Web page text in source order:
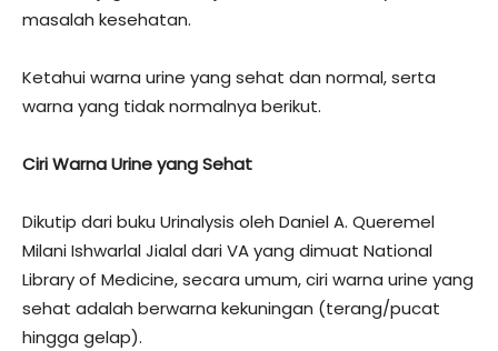
masalah kesehatan.
Ketahui warna urine yang sehat dan normal, serta
warna yang tidak normalnya berikut.
Ciri Warna Urine yang Sehat
Dikutip dari buku Urinalysis oleh Daniel A. Queremel
Milani Ishwarlal Jialal dari VA yang dimuat National
Library of Medicine, secara umum, ciri warna urine yang
sehat adalah berwarna kekuningan (terang/pucat
hingga gelap).